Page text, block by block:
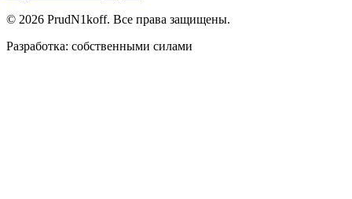
© 2026 PrudN1koff. Все права защищены.
Разработка: собственными силами